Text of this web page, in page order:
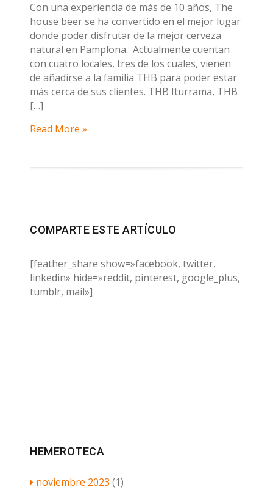
Con una experiencia de más de 10 años, The
house beer se ha convertido en el mejor lugar
donde poder disfrutar de la mejor cerveza
natural en Pamplona. Actualmente cuentan
con cuatro locales, tres de los cuales, vienen
de añadirse a la familia THB para poder estar
más cerca de sus clientes. THB Iturrama, THB
[…]
Read More »
COMPARTE ESTE ARTÍCULO
[feather_share show=»facebook, twitter,
linkedin» hide=»reddit, pinterest, google_plus,
tumblr, mail»]
HEMEROTECA
noviembre 2023 (1)